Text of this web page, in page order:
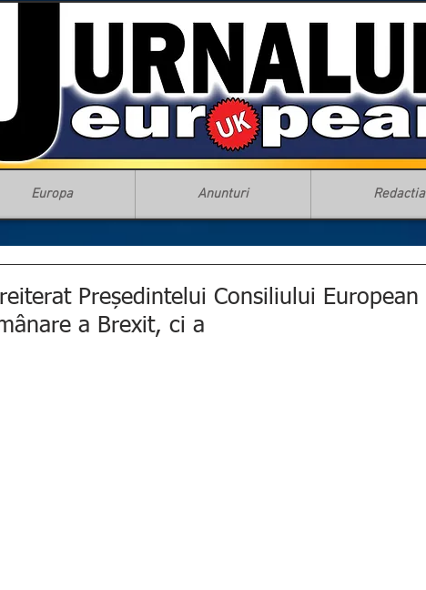
Europa Anunturi Redactia
Președintelui Consiliului European
a Brexit, ci a